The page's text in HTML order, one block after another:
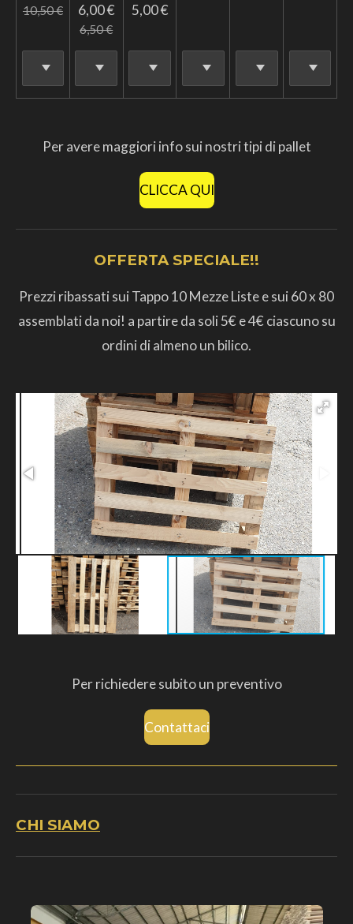
10,50 € 6,00 €
6,50 €
5,00 €
Per avere maggiori info sui nostri tipi di pallet
CLICCA QUI
OFFERTA SPECIALE!!
Prezzi ribassati sui Tappo 10 Mezze Liste e sui 60 x 80
assemblati da noi! a partire da soli 5€ e 4€ ciascuno su
ordini di almeno un bilico.
Per richiedere subito un preventivo
Contattaci
CHI SIAMO